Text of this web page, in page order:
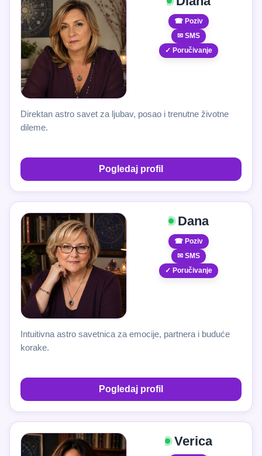
☎ Poziv
✉ SMS
✓ Poručivanje
Direktan astro savet za ljubav, posao i trenutne životne
dileme.
Pogledaj profil
Dana
☎ Poziv
✉ SMS
✓ Poručivanje
Intuitivna astro savetnica za emocije, partnera i buduće
korake.
Pogledaj profil
Verica